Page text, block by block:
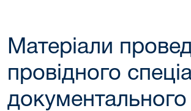
Матеріали
провідного